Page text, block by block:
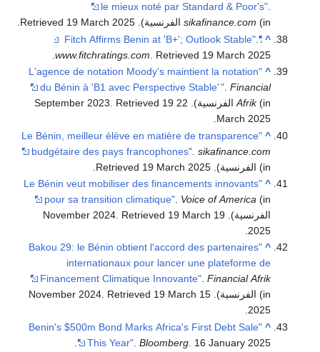
le mieux noté par Standard & Poor's".
sikafinance.com (in الفرنسية) . Retrieved
19 March 2025
.
^
"Fitch Affirms Benin at 'B+'; Outlook Stable"
.
www.fitchratings.com . Retrieved 19 March 2025
.
^
"L'agence de notation Moody's maintient la notation
du Bénin à 'B1 avec Perspective Stable' ".Financial
Afrik(in الفرنسية). 22 September 2023 . Retrieved 19
March 2025
.
^
"Le Bénin, meilleur élève en matière de transparence
budgétaire des pays francophones" .sikafinance.com
(in الفرنسية)
. Retrieved
19 March 2025
^
"Le Bénin veut mobiliser des financements innovants
pour sa transition climatique" Voice of America (in
الفرنسية). 19 November 2024
. Retrieved 19 March
2025
^
"Bakou 29: le Bénin obtient l'accord des partenaires
internationaux pour lancer une plateforme de
Financement Climatique Innovante".Financial Afrik
(in الفرنسية). 15 November 2024
. Retrieved 19 March
2025
.
^
"Benin's $500m Bond Marks Africa's First Debt Sale
This Year" .Bloomberg . 16 January 2025.